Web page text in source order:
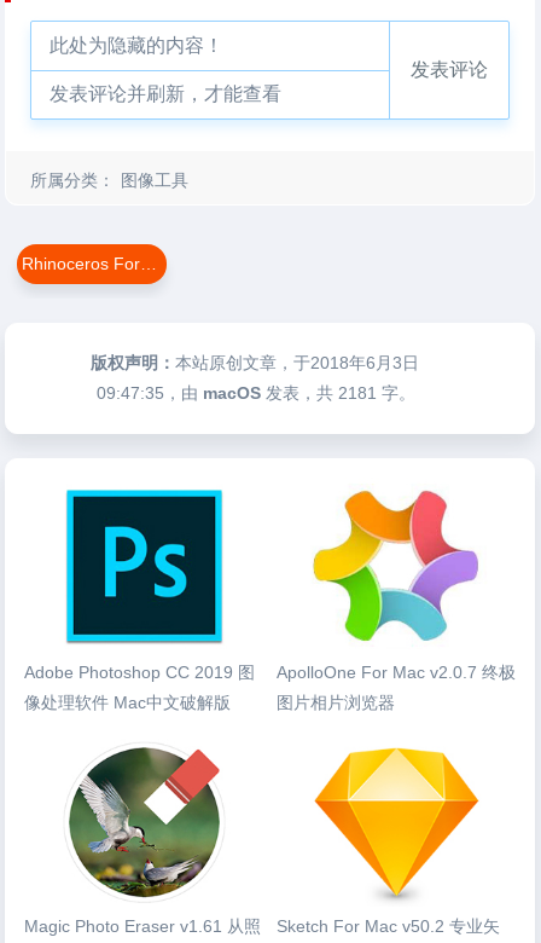
此处为隐藏的内容！
发表评论并刷新，才能查看
发表评论
所属分类： 图像工具
版权声明：本站原创文章，于2018年6月3日
09:47:35 ，由 macOS 发表，共 2181 字。
Adobe Photoshop CC 2019 图
像处理软件 Mac中文破解版
ApolloOne For Mac v2.0.7 终极
图片相片浏览器
Magic Photo Eraser v1.61 从照
Sketch For Mac v50.2 专业矢